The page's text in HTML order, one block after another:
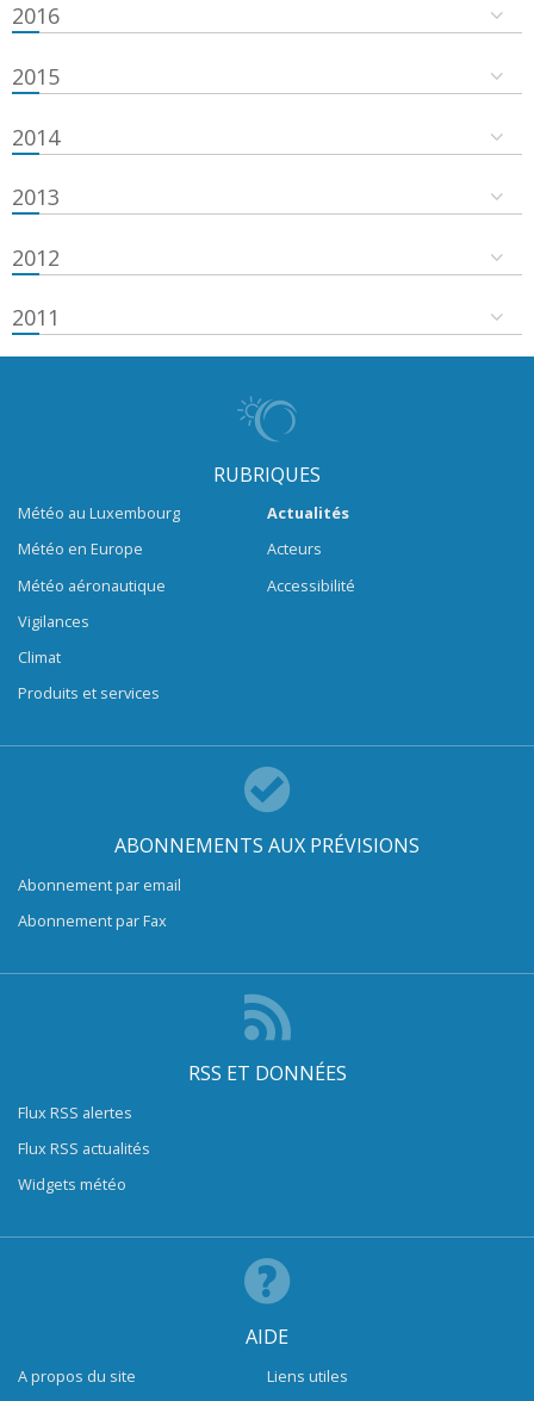
2016
2015
2014
2013
2012
2011
RUBRIQUES
Météo au Luxembourg
Météo en Europe
Météo aéronautique
Vigilances
Climat
Produits et services
Actualités
Acteurs
Accessibilité
ABONNEMENTS AUX PRÉVISIONS
Abonnement par email
Abonnement par Fax
RSS ET DONNÉES
Flux RSS alertes
Flux RSS actualités
Widgets météo
AIDE
A propos du site
Liens utiles